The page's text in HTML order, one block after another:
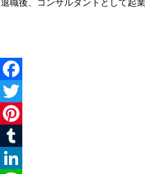
退職後、コンサルタントとして起